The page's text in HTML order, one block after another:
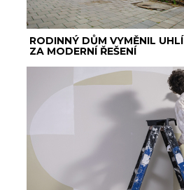
RODINNÝ DŮM VYMĚNIL UHLÍ
ZA MODERNÍ ŘEŠENÍ